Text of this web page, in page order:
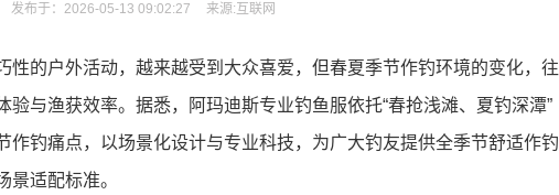
发布于：2026-05-13 09:02:27 来源:互联网
性的户外活动，越来越受到大众喜爱，但春夏季节作钓环境的变化，往
与渔获效率。据悉，阿玛迪斯专业钓鱼服依托“春抢浅滩、夏钓深潭”
作钓痛点，以场景化设计与专业科技，为广大钓友提供全季节舒适作钓
景适配标准。